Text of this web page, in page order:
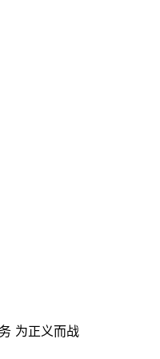
为正义而战